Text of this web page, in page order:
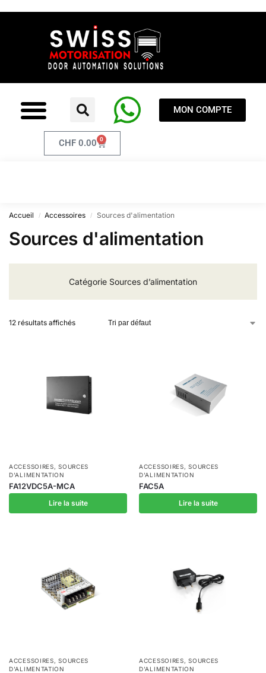
MON COMPTE
CHF0.00 0
Accueil / Accessoires / Sources d'alimentation
Sources d'alimentation
Catégorie Sources d’alimentation
12 résultats affichés
ACCESSOIRES,SOURCES
D'ALIMENTATION
FA12VDC5A-MCA
Lire la suite
ACCESSOIRES,SOURCES
D'ALIMENTATION
FAC5A
Lire la suite
ACCESSOIRES,SOURCES
D'ALIMENTATION
ACCESSOIRES,SOURCES
D'ALIMENTATION